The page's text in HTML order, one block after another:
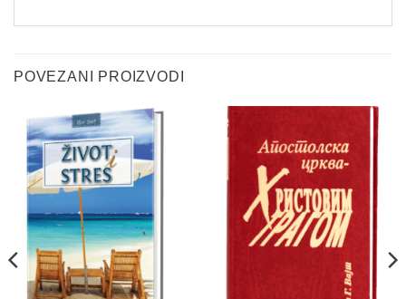
Email*
E
m
a
i
l
*
Pitanje
POVEZANI PROIZVODI